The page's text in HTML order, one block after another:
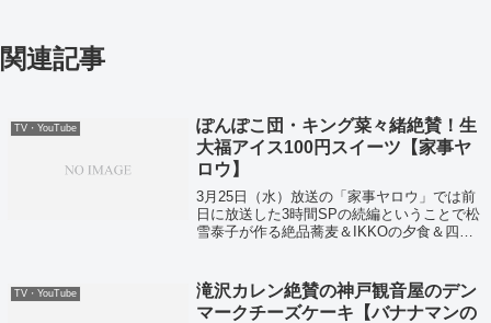
関連記事
TV・YouTube
ぽんぽこ団・キング菜々緒絶賛！生
大福アイス100円スイーツ【家事ヤ
ロウ】
3月25日（水）放送の「家事ヤロウ」では前
日に放送した3時間SPの続編ということで松
雪泰子が作る絶品蕎麦＆IKKOの夕食＆四千
た！
TV・YouTube
滝沢カレン絶賛の神戸観音屋のデン
マークチーズケーキ【バナナマンの